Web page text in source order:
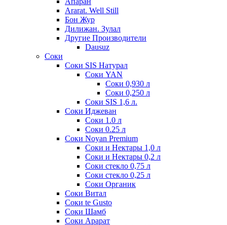
Ararat. Well Still
Бон Жур
Дилижан. Зулал
Другие Производители
Dausuz
Соки
Соки SIS Натурал
Соки YAN
Соки 0,930 л
Соки 0,250 л
Соки SIS 1,6 л.
Соки Иджеван
Соки 1.0 л
Соки 0.25 л
Соки Noyan Premium
Соки и Нектары 1,0 л
Соки и Нектары 0,2 л
Соки стекло 0,75 л
Соки стекло 0,25 л
Соки Органик
Соки Витал
Соки te Gusto
Соки Шамб
Соки Арарат